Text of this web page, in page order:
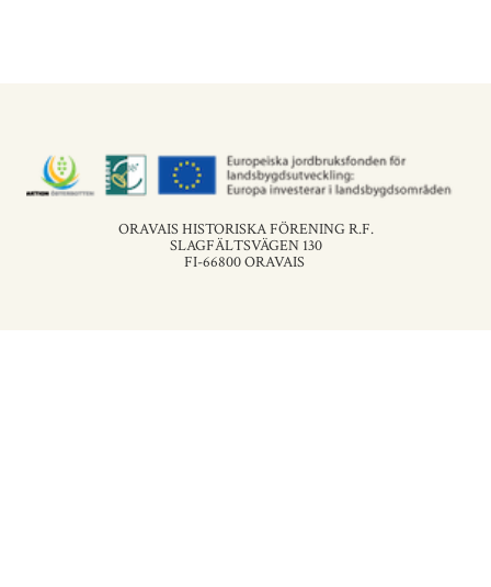
ORAVAIS HISTORISKA FÖRENING R.F.
SLAGFÄLTSVÄGEN 130
FI-66800 ORAVAIS